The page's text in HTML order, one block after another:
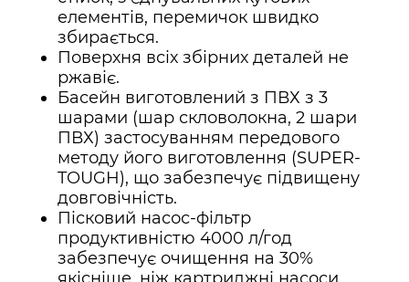
елементів, перемичок швидко
збирається.
Поверхня всіх збірних деталей не
ржавіє.
Басейн виготовлений з ПВХ з 3
шарами (шар скловолокна, 2 шари
ПВХ) застосуванням передового
методу його виготовлення (SUPER-
TOUGH), що забезпечує підвищену
довговічність.
Пісковий насос-фільтр
продуктивністю 4000 л/год
забезпечує очищення на 30%